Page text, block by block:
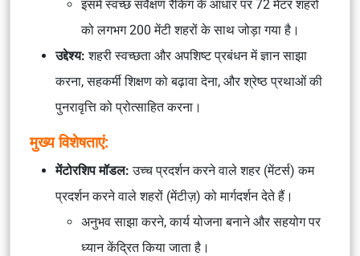
इसमें स्वच्छ सर्वेक्षण रैंकिंग के आधार पर 72 मेंटर शहरों
को लगभग 200 मेंटी शहरों के साथ जोड़ा गया है।
उद्देश्य: शहरी स्वच्छता और अपशिष्ट प्रबंधन में ज्ञान साझा
करना, सहकर्मी शिक्षण को बढ़ावा देना, और श्रेष्ठ प्रथाओं की
पुनरावृत्ति को प्रोत्साहित करना।
मुख्य विशेषताएं:
मेंटोरशिप मॉडल: उच्च प्रदर्शन करने वाले शहर (मेंटर्स) कम
प्रदर्शन करने वाले शहरों (मेंटीज़) को मार्गदर्शन देते हैं।
अनुभव साझा करने, कार्य योजना बनाने और सहयोग पर
ध्यान केंद्रित किया जाता है।